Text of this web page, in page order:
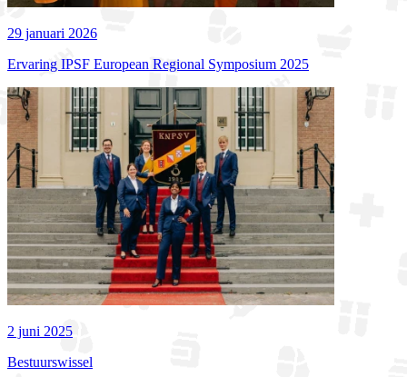
29 januari 2026
Ervaring IPSF European Regional Symposium 2025
2 juni 2025
Bestuurswissel